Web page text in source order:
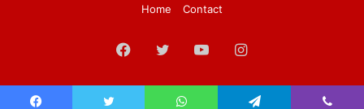
Home
Contact
Facebook
TwitterYouTubeInstagram